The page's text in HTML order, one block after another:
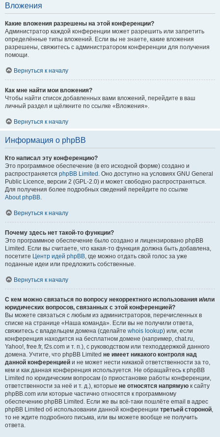
Вложения
Какие вложения разрешены на этой конференции?
Администратор каждой конференции может разрешить или запретить
определённые типы вложений. Если вы не знаете, какие вложения
разрешены, свяжитесь с администратором конференции для получения
помощи.
Вернуться к началу
Как мне найти мои вложения?
Чтобы найти список добавленных вами вложений, перейдите в ваш
личный раздел и щёлкните по ссылке «Вложения».
Вернуться к началу
Информация о phpBB
Кто написал эту конференцию?
Это программное обеспечение (в его исходной форме) создано и
распространяется phpBB Limited . Оно доступно на условиях GNU General
Public Licence, версии 2 (GPL-2.0) и может свободно распространяться.
Для получения более подробных сведений перейдите по ссылке
About phpBB.
Вернуться к началу
Почему здесь нет такой-то функции?
Это программное обеспечение было создано и лицензировано phpBB
Limited. Если вы считаете, что какая-то функция должна быть добавлена,
посетите Центр идей phpBB, где можно отдать свой голос за уже
поданные идеи или предложить собственные.
Вернуться к началу
С кем можно связаться по вопросу некорректного использования и/или
юридических вопросов, связанных с этой конференцией?
Вы можете связаться с любым из администраторов, перечисленных в
списке на странице «Наша команда». Если вы не получили ответа,
свяжитесь с владельцем домена (сделайте whois lookup) или, если
конференция находится на бесплатном домене (например, chat.ru,
Yahoo!, free.fr, f2s.com и т. п.), с руководством или техподдержкой данного
домена. Учтите, что phpBB Limited не имеет никакого контроля над
данной конференцией и не может нести никакой ответственности за то,
кем и как данная конференция используется. Не обращайтесь к phpBB
Limited по юридическим вопросам (о приостановке работы конференции,
ответственности за неё и т. д.), которые не относятся напрямую к сайту
phpBB.com или которые частично относятся к программному
обеспечению phpBB Limited. Если же вы всё-таки пошлёте email в адрес
phpBB Limited об использовании данной конференции третьей стороной,
то не ждите подробного письма, или вы можете вообще не получить
ответа.